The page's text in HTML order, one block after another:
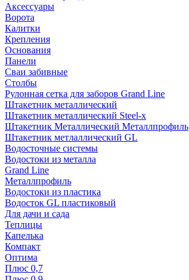
Аксессуары
Ворота
Калитки
Крепления
Основания
Панели
Сваи забивные
Столбы
Рулонная сетка для заборов Grand Line
Штакетник металлический
Штакетник металлический Steel-x
Штакетник Металлический Металлпрофиль
Штакетник метлаллический GL
Водосточные системы
Водостоки из металла
Grand Line
Металлпрофиль
Водостоки из пластика
Водосток GL пластиковый
Для дачи и сада
Теплицы
Капелька
Компакт
Оптима
Плюс 0,7